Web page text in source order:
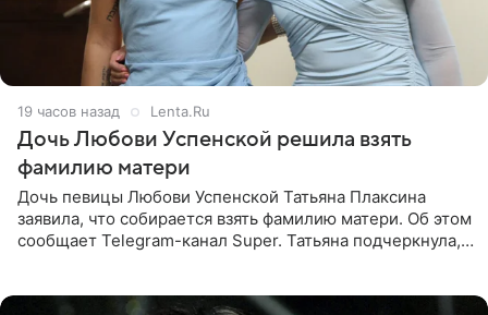
19 часов назад Lenta.Ru
Дочь Любови Успенской решила взять
фамилию матери
Дочь певицы Любови Успенской Татьяна Плаксина
заявила, что собирается взять фамилию матери. Об этом
сообщает Telegram-канал Super. Татьяна подчеркнула,